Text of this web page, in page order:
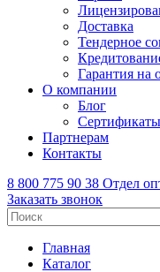
Доставка
Тендерное
Гарантия на
О компании
Блог
Сертификаты
Партнерам
Контакты
8 800 775 90 38 Отдел
Заказать звонок
Главная
Каталог